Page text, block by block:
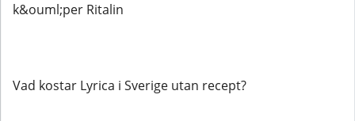
k&ouml;per Ritalin
Vad kostar Lyrica i Sverige utan recept?